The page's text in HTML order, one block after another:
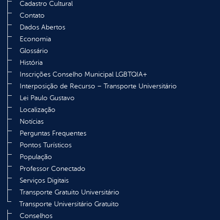
Cadastro Cultural
Contato
Dados Abertos
Economia
Glossário
História
Inscrições Conselho Municipal LGBTQIA+
Interposição de Recurso – Transporte Universitário
Lei Paulo Gustavo
Localização
Notícias
Perguntas Frequentes
Pontos Turísticos
População
Professor Conectado
Serviços Digitais
Transporte Gratuito Universitário
Transporte Universitário Gratuito
Conselhos